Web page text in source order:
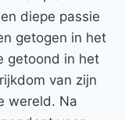
diepe passie
getogen in het
getoond in het
van zijn
wereld. Na